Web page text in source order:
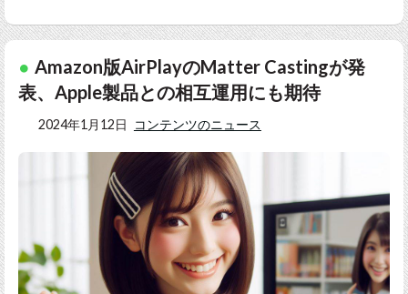
Amazon版AirPlayのMatter Castingが発
表、Apple製品との相互運用にも期待
2024年1月12日 コンテンツのニュース